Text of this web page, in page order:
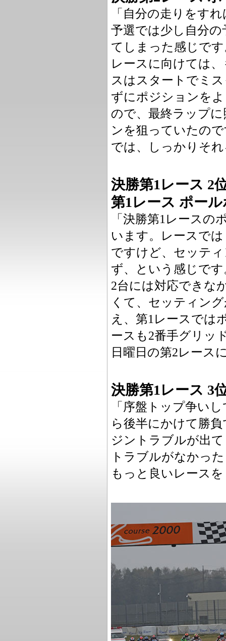
「自分の走りをす
予選では少し自分
てしまった感じで
レースに向けては
スはスタートでミ
ずにポジションを
ので、最終ラップ
ンを狙っていたの
では、しっかりそ
決勝第1レース 2
第1レース ポー
「決勝第1レース
います。レースで
ですけど、セッテ
ず、という感じで
2台には対応できな
くて、セッティン
え、第1レースでは
ースも2番手グリッ
日曜日の第2レース
決勝第1レース 3
「序盤トップ争い
ら後半にかけて勝
ジントラブルが出
トラブルがなかっ
もっと良いレース